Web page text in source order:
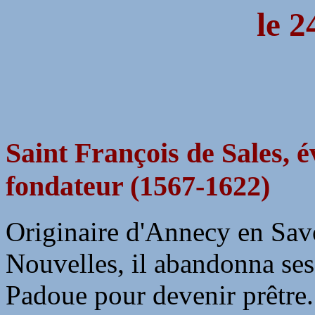
le
Saint François de Sales,
fondateur (1567-1622)
Originaire d'Annecy en
Nouvelles, il abandonna
Padoue pour devenir